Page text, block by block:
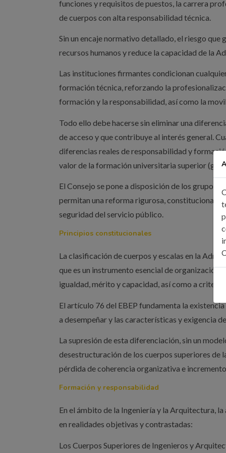
funciones y requisitos de puestos, la carrera
de cuerpos con alta responsabilidad técnica.
Sin un encaje normativo detallado, el riesgo
recursos humanos y reduce la capacidad de la
Las instituciones firmantes condicionan
formación técnica, reforzando la
formación y la responsabilidad, así como la
Todo ello debe hacerse sin eliminar una
de acceso y que contribuye al interés general.
diferencias reales de responsabilidad y
valor de la formación universitaria superior
El Consejo se pone a disposición de los grupos
permitan una reforma rigurosa,
seguridad del servicio público.
Principios constitucionales
La clasificación de cuerpos y escalas en la
que es un instrumento esencial de
igualdad, mérito y capacidad, así como a
El artículo 76 del EBEP fundamenta la
a desempeñar y las características y exigencia
La supresión de esta diferenciación, sin un
desestructuración de los cuerpos superiores
pérdida de coherencia organizativa e
Formación y responsabilidad
En el ámbito de la Ingeniería y la Arquitectura,
en realidades objetivas y contrastadas:
Los Cuerpos Superiores de Ingenieros y